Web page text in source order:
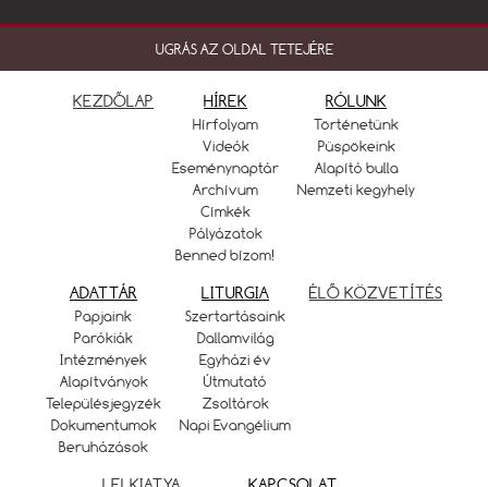
UGRÁS AZ OLDAL TETEJÉRE
KEZDŐLAP HÍREK
Hírfolyam
Videók
Eseménynaptár
Archívum
Címkék
Pályázatok
Benned bízom!
RÓLUNK
Történetünk
Püspökeink
Alapító bulla
Nemzeti kegyhely
ADATTÁR
Papjaink
Parókiák
Intézmények
Alapítványok
Településjegyzék
Dokumentumok
Beruházások
LITURGIA
Szertartásaink
Dallamvilág
Egyházi év
Útmutató
Zsoltárok
Napi Evangélium
ÉLŐ KÖZVETÍTÉS